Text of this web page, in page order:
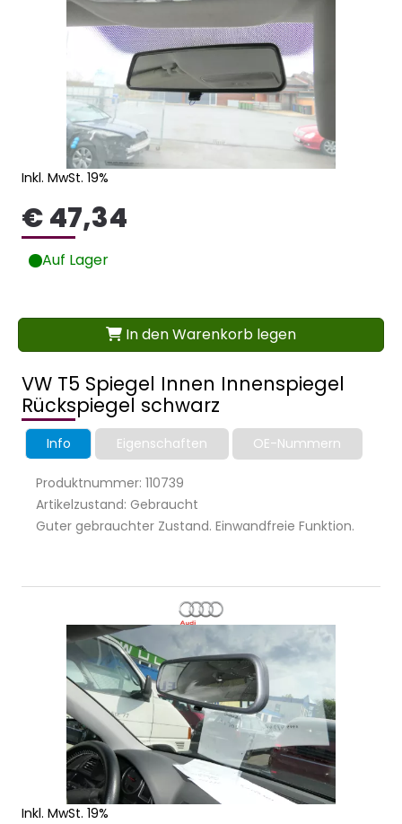
VW T5 Spiegel Innen Innenspiegel
Rückspiegel schwarz
Info Eigenschaften OE-Nummern
Produktnummer: 110739
Artikelzustand: Gebraucht
Guter gebrauchter Zustand. Einwandfreie Funktion.
Inkl. MwSt. 19%
€ 47,34
Auf Lager
In den Warenkorb legen
Inkl. MwSt. 19%